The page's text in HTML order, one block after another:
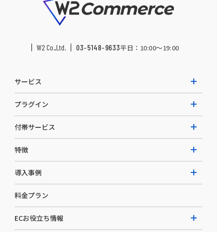
W2 Co.,Ltd. 03-5148-9633平日：10:00〜19:00
サービス
W2 Commerce Repeat
W2 Commerce BtoB
W2 Commerce Asia
プラグイン
AI buddy
付帯サービス
EC運用構築支援・運用支援
カスタマーサクセス
セキュリティ
特徴
選ばれる理由
開発体制
導入事例
導入企業一覧
料金プラン
ECお役立ち情報